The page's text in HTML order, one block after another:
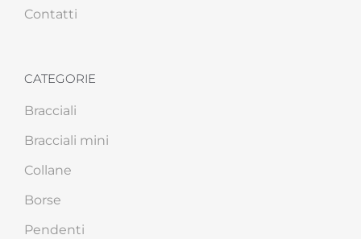
Contatti
CATEGORIE
Bracciali
Bracciali mini
Collane
Borse
Pendenti